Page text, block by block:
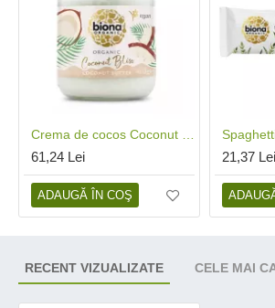
61,24 Lei
ADAUGĂ ÎN COŞ
21,37 Lei
RECENT VIZUALIZATE CELE MAI